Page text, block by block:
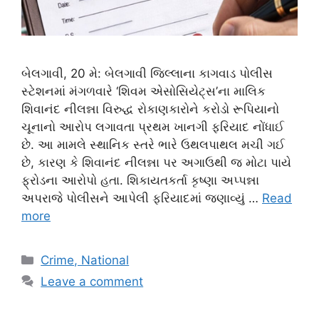
બેલગાવી, 20 મે: બેલગાવી જિલ્લાના કાગવાડ પોલીસ
સ્ટેશનમાં મંગળવારે ‘શિવમ એસોસિયેટ્સ’ના માલિક
શિવાનંદ નીલન્ના વિરુદ્ધ રોકાણકારોને કરોડો રૂપિયાનો
ચૂનાનો આરોપ લગાવતા પ્રથમ ખાનગી ફરિયાદ નોંધાઈ
છે. આ મામલે સ્થાનિક સ્તરે ભારે ઉથલપાથલ મચી ગઈ
છે, કારણ કે શિવાનંદ નીલન્ના પર અગાઉથી જ મોટા પાયે
ફ્રોડના આરોપો હતા. શિકાયતકર્તા કૃષ્ણા અપ્પન્ના
અપરાજે પોલીસને આપેલી ફરિયાદમાં જણાવ્યું … Read
more
Categories
Crime, National
Leave a comment